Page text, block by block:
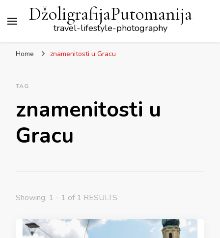
DžoligrafijaPutomanija
travel-lifestyle-photography
Home znamenitosti u Gracu
TAG
znamenitosti u
Gracu
Showing: 1 - 1 of 1 RESULTS